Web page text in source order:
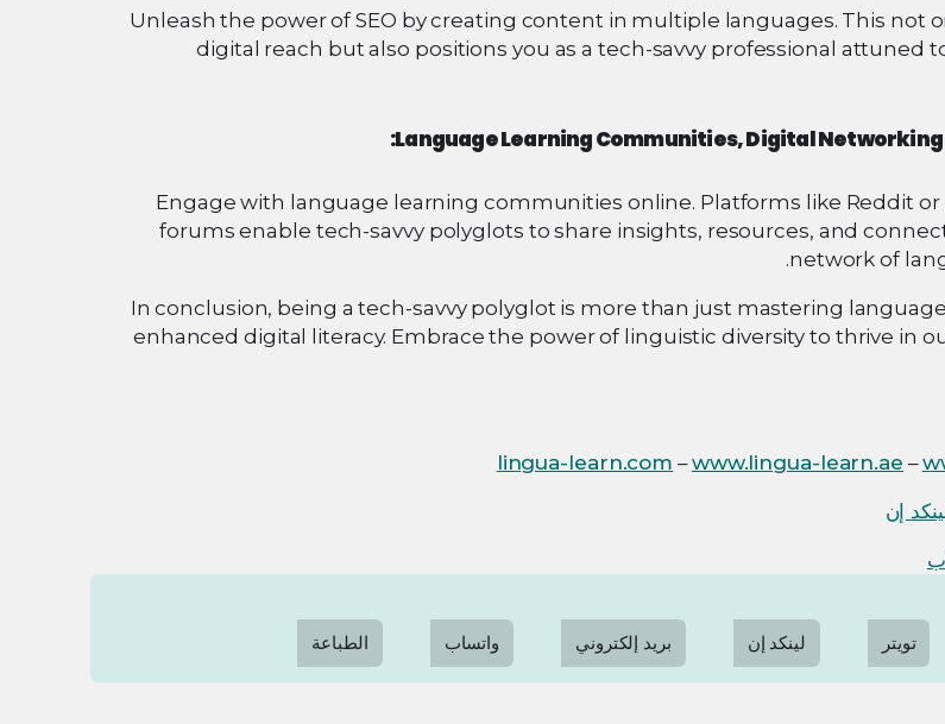
Unleash the power of SEO by creating content in multiple languages. This not
digital reach but also positions you as a tech-savvy professional attuned
Language Learning Communities, Digital Networking
Engage with language learning communities online. Platforms like Reddit
forums enable tech-savvy polyglots to share insights, resources, and
network of
In conclusion, being a tech-savvy polyglot is more than just mastering
enhanced digital literacy. Embrace the power of linguistic diversity to thrive in
lingua-learn.com –www.lingua-learn.ae –
إن
تويتر لينكد إن بريد إلكتروني واتساب الطباعة